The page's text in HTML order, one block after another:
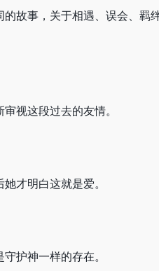
故事，关于相遇、误会、
视这段过去的友情。
才明白这就是爱。
护神一样的存在。